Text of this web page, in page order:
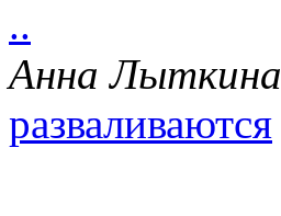
..
Анна Лыткина
разваливаются